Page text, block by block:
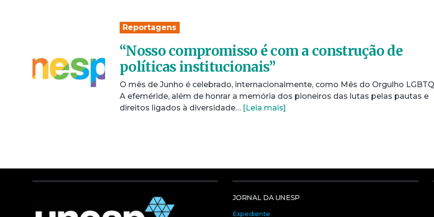
Reportagens
“Nosso compromisso é com a construção de
políticas institucionais”
O mês de Junho é celebrado, internacionalmente, como Mês do Orgulho
A efeméride, além de honrar a memória dos pioneiros das lutas pelas pautas e
direitos ligados à diversidade… [Leia mais]
JORNAL DA UNESP
Expediente